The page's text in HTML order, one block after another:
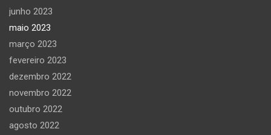
junho 2023
maio 2023
março 2023
fevereiro 2023
dezembro 2022
novembro 2022
outubro 2022
agosto 2022